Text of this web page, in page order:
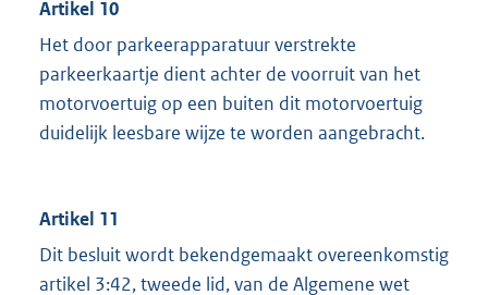
Artikel 10
Het door parkeerapparatuur verstrekte
parkeerkaartje dient achter de voorruit van het
motorvoertuig op een buiten dit motorvoertuig
duidelijk leesbare wijze te worden aangebracht.
Artikel 11
Dit besluit wordt bekendgemaakt overeenkomstig
artikel 3:42, tweede lid, van de Algemene wet